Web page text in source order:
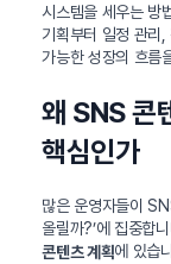
시스템을 세우는 방
기획부터 일정 관리
가능한 성장의 흐름
왜 SNS 콘
핵심인가
많은 운영자들이
올릴까?’에 집중합
콘텐츠 계획에 있습